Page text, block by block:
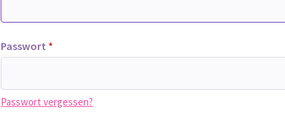
Passwort *
Passwort vergessen?